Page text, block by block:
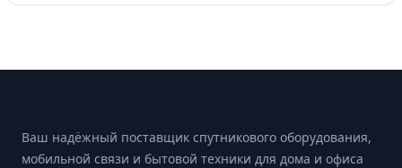
Ваш надёжный поставщик спутникового оборудования,
мобильной связи и бытовой техники для дома и офиса